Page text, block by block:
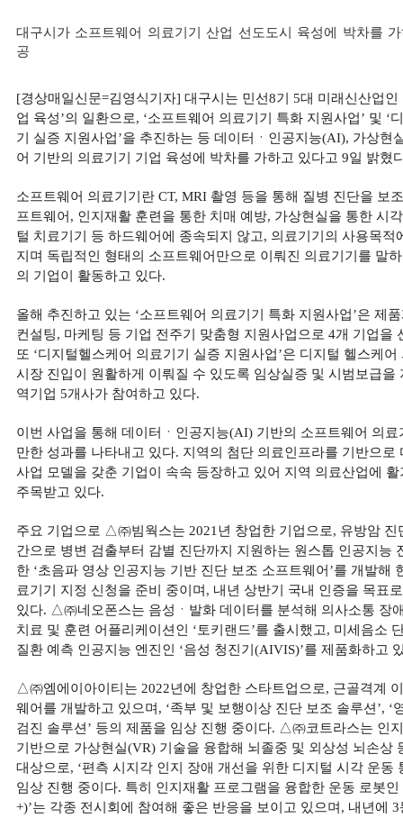
대구시가 소프트웨어 의료기기 산업 선도도시 육성에 박차를
공
[경상매일신문=김영식기자] 대구시는 민선8기 5대 미래신산업인
업 육성’의 일환으로, ‘소프트웨어 의료기기 특화 지원사업’ 및 ‘
기 실증 지원사업’을 추진하는 등 데이터ㆍ인공지능(AI), 가상현
어 기반의 의료기기 기업 육성에 박차를 가하고 있다고 9일 밝혔
소프트웨어 의료기기란 CT, MRI 촬영 등을 통해 질병 진단을 보
프트웨어, 인지재활 훈련을 통한 치매 예방, 가상현실을 통한 시
털 치료기기 등 하드웨어에 종속되지 않고, 의료기기의 사용목적
지며 독립적인 형태의 소프트웨어만으로 이뤄진 의료기기를 말
의 기업이 활동하고 있다.
올해 추진하고 있는 ‘소프트웨어 의료기기 특화 지원사업’은 제
컨설팅, 마케팅 등 기업 전주기 맞춤형 지원사업으로 4개 기업을
또 ‘디지털헬스케어 의료기기 실증 지원사업’은 디지털 헬스케
시장 진입이 원활하게 이뤄질 수 있도록 임상실증 및 시범보급을
역기업 5개사가 참여하고 있다.
이번 사업을 통해 데이터ㆍ인공지능(AI) 기반의 소프트웨어 의
만한 성과를 나타내고 있다. 지역의 첨단 의료인프라를 기반으로
사업 모델을 갖춘 기업이 속속 등장하고 있어 지역 의료산업에
주목받고 있다.
주요 기업으로 △㈜빔웍스는 2021년 창업한 기업으로, 유방암 진
간으로 병변 검출부터 감별 진단까지 지원하는 원스톱 인공지능
한 ‘초음파 영상 인공지능 기반 진단 보조 소프트웨어’를 개발해
료기기 지정 신청을 준비 중이며, 내년 상반기 국내 인증을 목표
있다. △㈜네오폰스는 음성ㆍ발화 데이터를 분석해 의사소통 장
치료 및 훈련 어플리케이션인 ‘토키랜드’를 출시했고, 미세음소
질환 예측 인공지능 엔진인 ‘음성 청진기(AIVIS)’를 제품화하고
△㈜엠에이아이티는 2022년에 창업한 스타트업으로, 근골격계
웨어를 개발하고 있으며, ‘족부 및 보행이상 진단 보조 솔루션’, ‘
검진 솔루션’ 등의 제품을 임상 진행 중이다. △㈜코트라스는 인
기반으로 가상현실(VR) 기술을 융합해 뇌졸중 및 외상성 뇌손상
대상으로, ‘편측 시지각 인지 장애 개선을 위한 디지털 시각 운동
임상 진행 중이다. 특히 인지재활 프로그램을 융합한 운동 로봇인
+)’는 각종 전시회에 참여해 좋은 반응을 보이고 있으며, 내년에